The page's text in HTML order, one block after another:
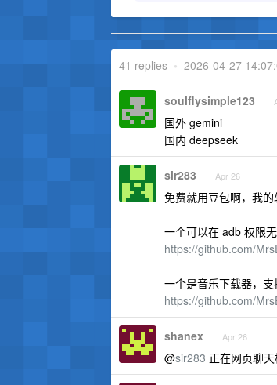
41 replies • 2026-04-27
soulflysimple123
国外 gemini
国内 deepseek
sir283 Apr 26
免费就用豆包啊，我的
一个可以在 adb 权限
https://github.com/
一个是音乐下载器，
https://github.com/
shanex Apr 26
@sir283 正在网页聊